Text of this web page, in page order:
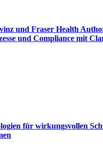
und Fraser Health
und Compliance mit
für wirkungsvollen